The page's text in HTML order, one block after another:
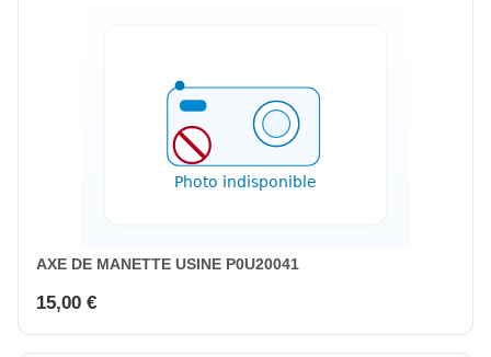
AXE DE MANETTE USINE P0U20041
15,00 €